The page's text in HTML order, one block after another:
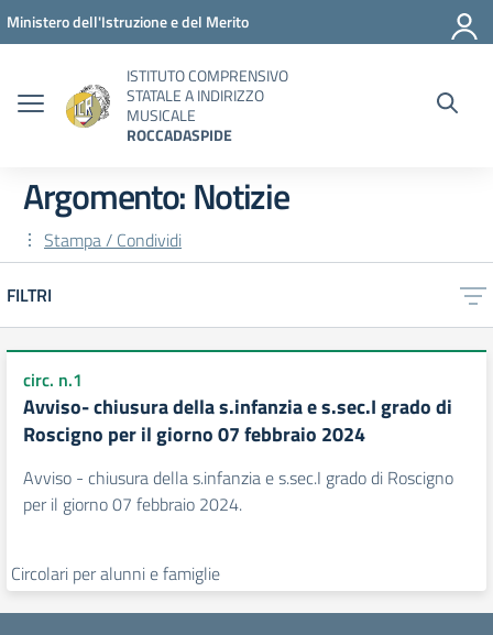
Vai ai contenuti
Vai al menu di navigazione
Vai al footer
Ministero dell'Istruzione e del Merito
ISTITUTO COMPRENSIVO
STATALE A INDIRIZZO
MUSICALE
ROCCADASPIDE
Argomento: Notizie
Stampa / Condividi
FILTRI
circ. n.1
Avviso- chiusura della s.infanzia e s.sec.I grado di
Roscigno per il giorno 07 febbraio 2024
Avviso - chiusura della s.infanzia e s.sec.I grado di Roscigno
per il giorno 07 febbraio 2024.
Circolari per alunni e famiglie